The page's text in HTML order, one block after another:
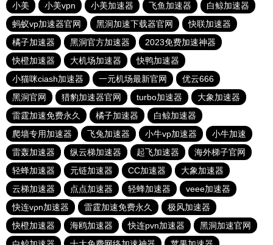
小美
小美vpn 小美加速器 飞鱼加速器
白鲸加速器
蚂蚁vp加速器官网
黑洞加速下载器官网
快联加速器
橘子加速器
黑洞官方加速器
2023免费加速神器
快橙加速器
大机场加速器
快鸭加速器
小猫咪ciash加速器
一元机场最新官网
优云666
黑洞官网
猎豹加速器官网 turbo加速器
大象加速器
雷霆加速免费永久
橘子加速器
白鲸加速器
爬墙专用加速器
飞兔加速器 小牛vp加速器
小牛加速
雷轰加速器
纵云梯加速器 起飞加速器
海外梯子官网
轻蜂加速器
元链加速器 CC加速器
大象加速器
云梯加速器
点点加速器 轻蜂加速器
veee加速器
快连vρn加速器
雷霆加速免费永久
极风加速器
快橙加速器
海鸥加速器 快连pvn加速器
黑洞加速官网